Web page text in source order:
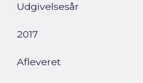
Udgivelsesår
2017
Afleveret